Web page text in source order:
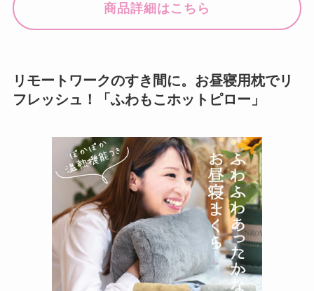
商品詳細はこちら
リモートワークのすき間に。お昼寝用枕でリ
フレッシュ！「ふわもこホットピロー」